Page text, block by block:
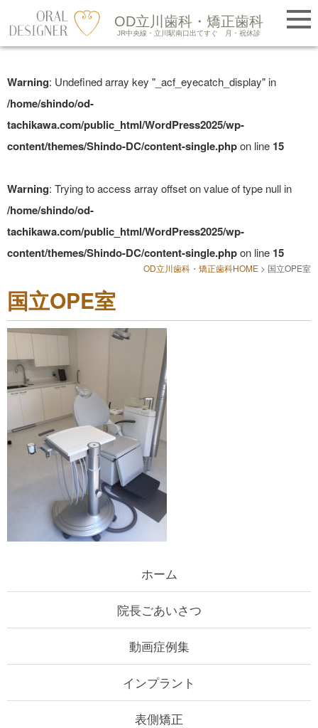
to
content
OD立川歯科・矯正歯科
JR中央線・立川駅南口出てすぐ 月・祝休診
LINE友だち追加
Warning: Undefined array key "_acf_eyecatch_display" in
/home/shindo/od-
tachikawa.com/public_html/WordPress2025/wp-
content/themes/Shindo-DC/content-single.phpon line 15
Warning: Trying to access array offset on value of type null in
/home/shindo/od-
tachikawa.com/public_html/WordPress2025/wp-
content/themes/Shindo-DC/content-single.phpon line 15
OD立川歯科・矯正歯科HOME > 国立OPE室
国立OPE室
ホーム
院長ごあいさつ
動画症例集
インプラント
表側矯正